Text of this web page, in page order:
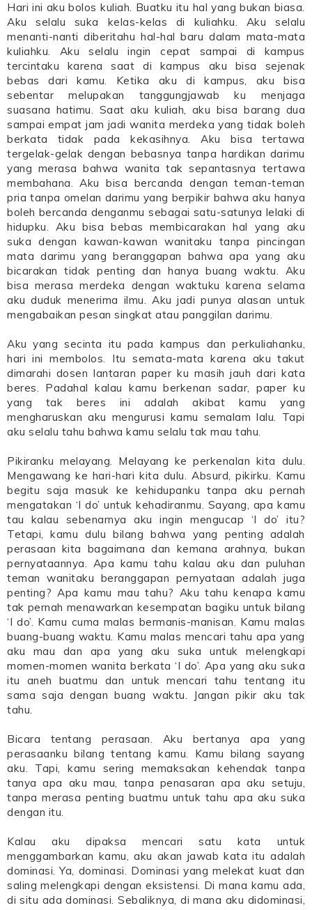
Hari ini aku bolos kuliah. Buatku itu hal yang bukan biasa.
Aku selalu suka kelas-kelas di kuliahku. Aku selalu
menanti-nanti diberitahu hal-hal baru dalam mata-mata
kuliahku. Aku selalu ingin cepat sampai di kampus
tercintaku karena saat di kampus aku bisa sejenak
bebas dari kamu. Ketika aku di kampus, aku bisa
sebentar melupakan tanggungjawab ku menjaga
suasana hatimu. Saat aku kuliah, aku bisa barang dua
sampai empat jam jadi wanita merdeka yang tidak boleh
berkata tidak pada kekasihnya. Aku bisa tertawa
tergelak-gelak dengan bebasnya tanpa hardikan darimu
yang merasa bahwa wanita tak sepantasnya tertawa
membahana. Aku bisa bercanda dengan teman-teman
pria tanpa omelan darimu yang berpikir bahwa aku hanya
boleh bercanda denganmu sebagai satu-satunya lelaki di
hidupku. Aku bisa bebas membicarakan hal yang aku
suka dengan kawan-kawan wanitaku tanpa pincingan
mata darimu yang beranggapan bahwa apa yang aku
bicarakan tidak penting dan hanya buang waktu. Aku
bisa merasa merdeka dengan waktuku karena selama
aku duduk menerima ilmu. Aku jadi punya alasan untuk
mengabaikan pesan singkat atau panggilan darimu.
Aku yang secinta itu pada kampus dan perkuliahanku,
hari ini membolos. Itu semata-mata karena aku takut
dimarahi dosen lantaran paper ku masih jauh dari kata
beres. Padahal kalau kamu berkenan sadar, paper ku
yang tak beres ini adalah akibat kamu yang
mengharuskan aku mengurusi kamu semalam lalu. Tapi
aku selalu tahu bahwa kamu selalu tak mau tahu.
Pikiranku melayang. Melayang ke perkenalan kita dulu.
Mengawang ke hari-hari kita dulu. Absurd, pikirku. Kamu
begitu saja masuk ke kehidupanku tanpa aku pernah
mengatakan ‘I do’ untuk kehadiranmu. Sayang, apa kamu
tau kalau sebenarnya aku ingin mengucap ‘I do’ itu?
Tetapi, kamu dulu bilang bahwa yang penting adalah
perasaan kita bagaimana dan kemana arahnya, bukan
pernyataannya. Apa kamu tahu kalau aku dan puluhan
teman wanitaku beranggapan pernyataan adalah juga
penting? Apa kamu mau tahu? Aku tahu kenapa kamu
tak pernah menawarkan kesempatan bagiku untuk bilang
‘I do’. Kamu cuma malas bermanis-manisan. Kamu malas
buang-buang waktu. Kamu malas mencari tahu apa yang
aku mau dan apa yang aku suka untuk melengkapi
momen-momen wanita berkata ‘I do’. Apa yang aku suka
itu aneh buatmu dan untuk mencari tahu tentang itu
sama saja dengan buang waktu. Jangan pikir aku tak
tahu.
Bicara tentang perasaan. Aku bertanya apa yang
perasaanku bilang tentang kamu. Kamu bilang sayang
aku. Tapi, kamu sering memaksakan kehendak tanpa
tanya apa aku mau, tanpa penasaran apa aku setuju,
tanpa merasa penting buatmu untuk tahu apa aku suka
dengan itu.
Kalau aku dipaksa mencari satu kata untuk
menggambarkan kamu, aku akan jawab kata itu adalah
dominasi. Ya, dominasi. Dominasi yang melekat kuat dan
saling melengkapi dengan eksistensi. Di mana kamu ada,
di situ ada dominasi. Sebaliknya, di mana aku didominasi,